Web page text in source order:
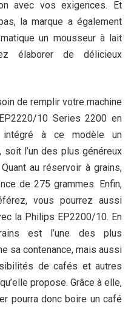
avec vos exigences. Et
la marque a également
un mousseur à lait
élaborer de délicieux
de remplir votre machine
10 Series 2200 en
intégré à ce modèle un
, soit l’un des plus généreux
au réservoir à grains,
de 275 grammes. Enfin,
vous pourrez aussi
la Philips EP2200/10. En
est l’une des plus
sa contenance, mais aussi
de cafés et autres
propose. Grâce à elle,
pourra donc boire un café